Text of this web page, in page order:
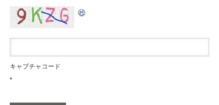
キャプチャコード
*